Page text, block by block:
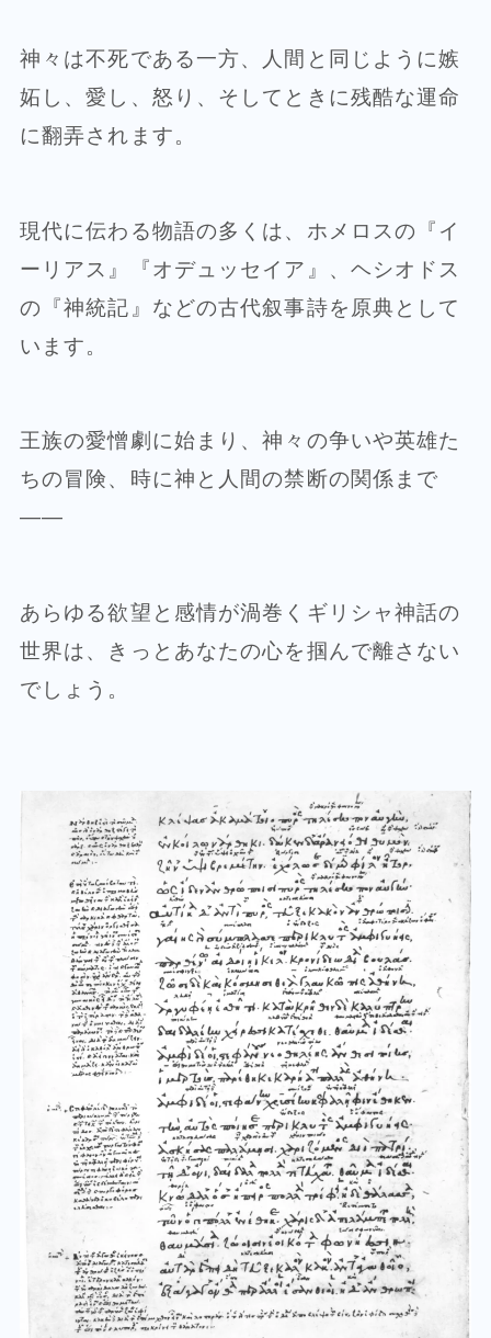
神々は不死である一方、人間と同じように嫉
妬し、愛し、怒り、そしてときに残酷な運命
に翻弄されます。
現代に伝わる物語の多くは、ホメロスの『イ
ーリアス』『オデュッセイア』、ヘシオドス
の『神統記』などの古代叙事詩を原典として
います。
王族の愛憎劇に始まり、神々の争いや英雄た
ちの冒険、時に神と人間の禁断の関係まで
——
あらゆる欲望と感情が渦巻くギリシャ神話の
世界は、きっとあなたの心を掴んで離さない
でしょう。